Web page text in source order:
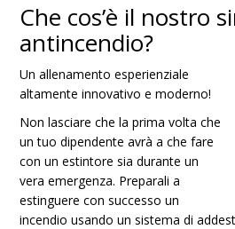
Che cos’è il nostro
antincendio?
Un allenamento esperienziale
altamente innovativo e moderno!
Non lasciare che la prima volta che
un tuo dipendente avrà a che fare
con un estintore sia durante un
vera emergenza. Preparali a
estinguere con successo un
incendio usando un sistema di